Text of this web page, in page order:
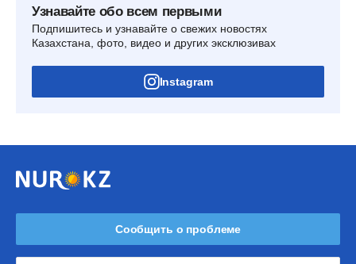
Узнавайте обо всем первыми
Подпишитесь и узнавайте о свежих новостях
Казахстана, фото, видео и других эксклюзивах
Instagram
Сообщить о проблеме